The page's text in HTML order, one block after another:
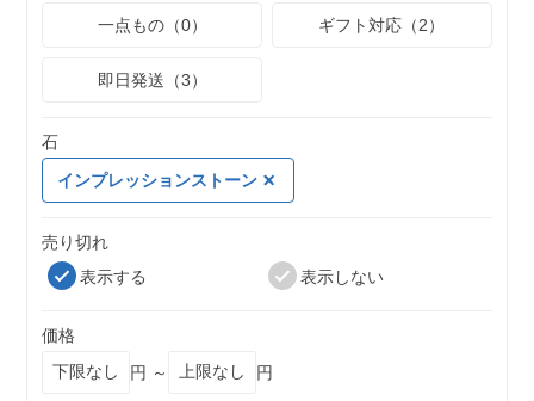
一点もの（0）
ギフト対応（2）
即日発送（3）
石
インプレッションストーン
売り切れ
表示する
表示しない
価格
円 ～
円